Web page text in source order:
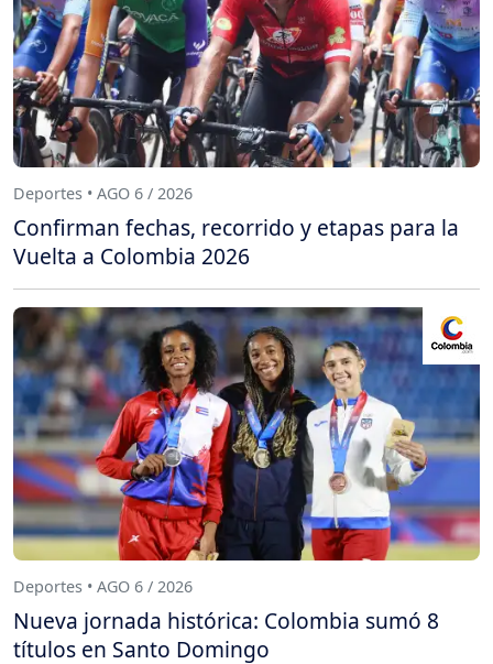
Deportes • AGO 6 / 2026
Confirman fechas, recorrido y etapas para la
Vuelta a Colombia 2026
Deportes • AGO 6 / 2026
Nueva jornada histórica: Colombia sumó 8
títulos en Santo Domingo